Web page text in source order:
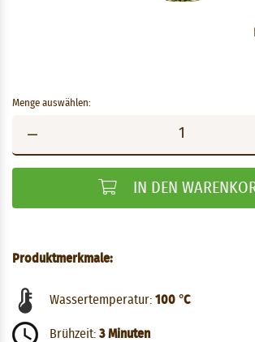
Menge auswählen:
IN DEN
Produktmerkmale:
Wassertemperatur: 100 °C
Brühzeit: 3 Minuten